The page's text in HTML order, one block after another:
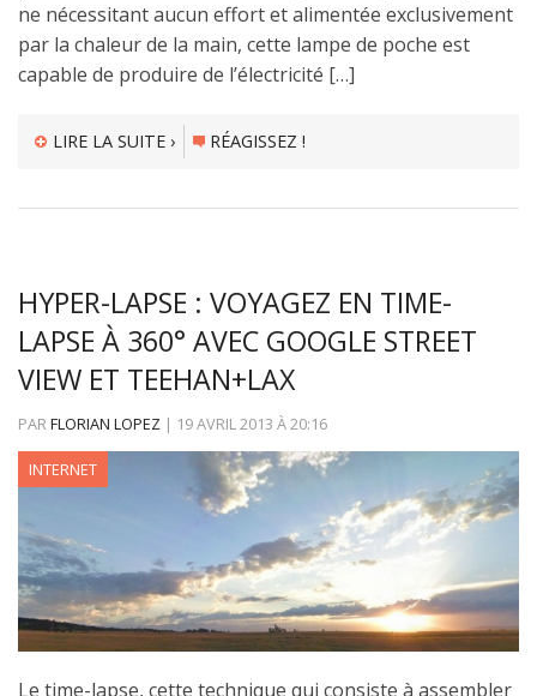
ne nécessitant aucun effort et alimentée exclusivement
par la chaleur de la main, cette lampe de poche est
capable de produire de l’électricité […]
LIRE LA SUITE › RÉAGISSEZ !
HYPER-LAPSE : VOYAGEZ EN TIME-
LAPSE À 360° AVEC GOOGLE STREET
VIEW ET TEEHAN+LAX
PARFLORIAN LOPEZ | 19 AVRIL 2013 À20:16
INTERNET
Le time-lapse, cette technique qui consiste à assembler